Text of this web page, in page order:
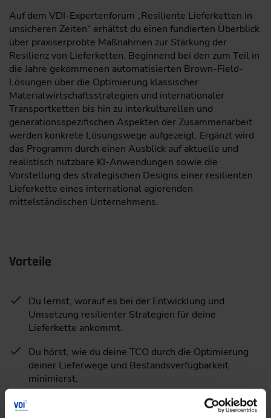
Auf dem VDI-Expertenforum „Resiliente Lieferketten in
unsicheren Zeiten“ erhältst du einen fundierten Überblick
über praxiserprobte Maßnahmen zur Stärkung der
Resilienz von Lieferketten. Beginnend bei den zum Teil in
die Jahre gekommenen automatisierten Brown-Field-
Lösungen über die Optimierung klassischer
Materialwirtschaftsstrategien und internationaler
Transportketten bis hin zu interkulturellen und
generationsspezifischen Aspekten der Zusammenarbeit
werden konkrete Lösungswege aufgezeigt. Ergänzt wird
das Programm durch einen Ausblick auf aktuelle und
realistisch nutzbare KI-Anwendungen sowie die
Vorstellung des strategischen Designs einer resilienten
Lieferkette eines international agierenden
mittelständischen Unternehmens.
Vorteile
Du lernst, worauf es bei der Entwicklung und
Umsetzung resilienter Strategien für deine
Lieferkette ankommt.
Du hörst, wie du deine TCO durch die Optimierung
deiner Lieferwege und Bestandsverfügbarkeit
minimierst.
Du erfährst, in welchen Bereichen Künstliche